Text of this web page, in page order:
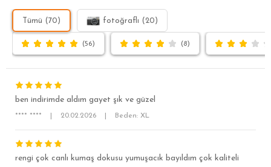
SÜPER SLİM FİT
Tümü (70) fotoğraflı (20)
(56) (8)
ben indirimde aldım gayet şık ve güzel
**** **** 20.02.2026 Beden: XL
rengi çok canlı kumaş dokusu yumuşacık bayıldım çok kaliteli